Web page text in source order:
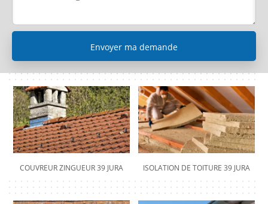
COUVREUR ZINGUEUR 39 JURA ISOLATION DE TOITURE 39 JURA